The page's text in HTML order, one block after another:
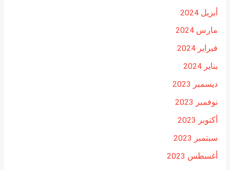
أبريل 2024
مارس 2024
فبراير 2024
يناير 2024
ديسمبر 2023
نوفمبر 2023
أكتوبر 2023
سبتمبر 2023
أغسطس 2023